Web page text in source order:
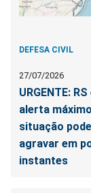
DEFESA CIVIL
27/07/2026
URGENTE:
alerta
situação
agravar em
instantes